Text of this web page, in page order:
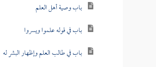
باب وصية أهل العلم
باب في قوله علموا ويسروا
باب في طالب العلم وإظهار البشر له